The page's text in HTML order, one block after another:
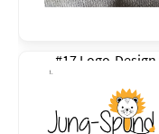
#17 Logo-